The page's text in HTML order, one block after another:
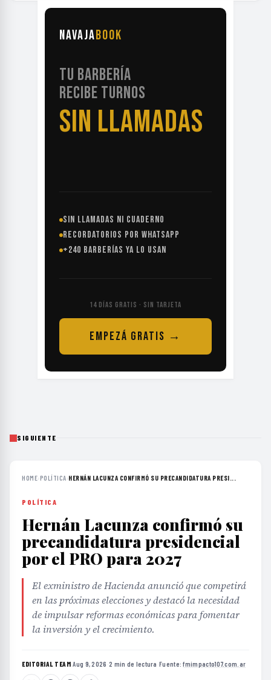
NAVAJABOOK
TU BARBERÍA
RECIBE TURNOS
SIN LLAMADAS
SIN LLAMADAS NI CUADERNO
RECORDATORIOS POR WHATSAPP
+240 BARBERÍAS YA LO USAN
14 DÍAS GRATIS · SIN TARJETA
EMPEZÁ GRATIS →
SIGUIENTE
HOME›POLÍTICA›HERNÁN LACUNZA CONFIRMÓ SU PRECANDIDATURA PRESI...
POLÍTICA
Hernán Lacunza confirmó su
precandidatura presidencial
por el PRO para 2027
El exministro de Hacienda anunció que competirá
en las próximas elecciones y destacó la necesidad
de impulsar reformas económicas para fomentar
la inversión y el crecimiento.
EDITORIAL TEAM·Aug 9, 2026 ·2 min de lectura ·Fuente:fmimpacto107.com.ar